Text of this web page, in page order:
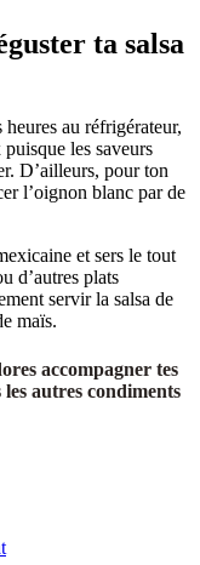
ta salsa
au réfrigérateur,
les saveurs
D’ailleurs, pour ton
l’oignon blanc par de
et sers le tout
d’autres plats
servir la salsa de
maïs.
accompagner tes
les autres condiments